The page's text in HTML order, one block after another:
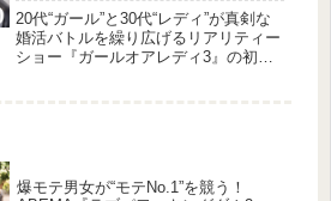
す“合コン必勝テクニッ
ク”も！『ガールオアレディ
3』#1
20代“ガール”と30代“レディ”が真剣な
婚活バトルを繰り広げるリアリティー
ショー『ガールオアレディ3』の初回
爆モテ男女が“モテNo.1”を競う！